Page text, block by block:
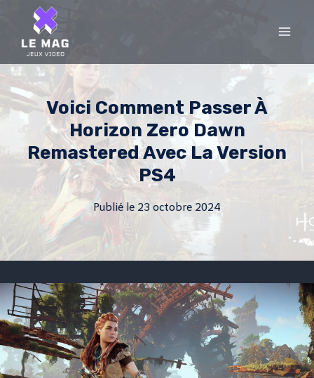
content
Voici Comment Passer À
Horizon Zero Dawn
Remastered Avec La Version
PS4
Publié le 23 octobre 2024